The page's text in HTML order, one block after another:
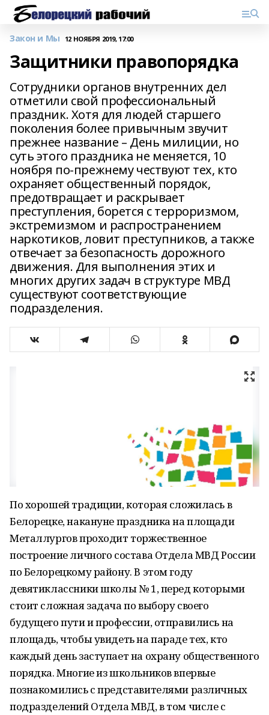
Закон и Мы 12 НОЯБРЯ 2019, 17:00
Защитники правопорядка
Сотрудники органов внутренних дел
отметили свой профессиональный
праздник. Хотя для людей старшего
поколения более привычным звучит
прежнее название – День милиции, но
суть этого праздника не меняется, 10
ноября по-прежнему чествуют тех, кто
охраняет общественный порядок,
предотвращает и раскрывает
преступления, борется с терроризмом,
экстремизмом и распространением
наркотиков, ловит преступников, а также
отвечает за безопасность дорожного
движения. Для выполнения этих и
многих других задач в структуре МВД
существуют соответствующие
подразделения.
По хорошей традиции, которая сложилась в
Белорецке, накануне праздника на площади
Металлургов проходит торжественное
построение личного состава Отдела МВД России
по Белорецкому району. В этом году
девятиклассники школы № 1, перед которыми
стоит сложная задача по выбору своего
будущего пути и профессии, отправились на
площадь, чтобы увидеть на параде тех, кто
каждый день заступает на охрану общественного
порядка. Многие из школьников впервые
познакомились с представителями различных
подразделений Отдела МВД, в том числе с